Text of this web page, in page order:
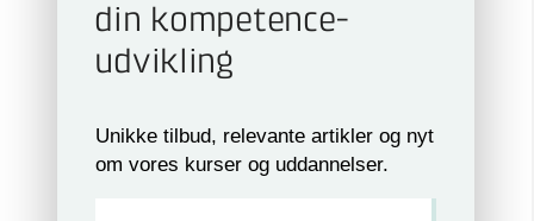
din kompetence­
udvikling
Unikke tilbud, relevante artikler og nyt
om vores kurser og uddannelser.